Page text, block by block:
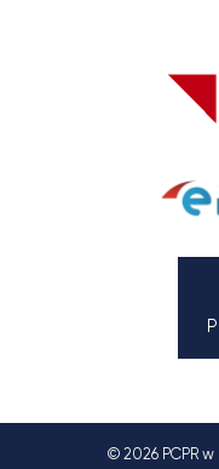
© 2026 PCPR